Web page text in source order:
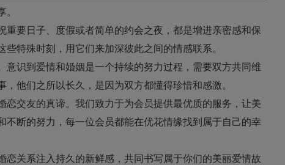
重要日子、度假或者简单的约会之夜，都是增进亲密感和保
特殊时刻，用它们来加深彼此之间的情感联系。
识到爱情和婚姻是一个持续的努力过程，需要双方共同维
他们之所以长久，是因为双方都懂得珍惜和感激。
恋交友的真谛。我们致力于为会员提供最优质的服务，让美
断的努力，每一位会员都能在优花情缘找到属于自己的幸
关系注入持久的新鲜感，共同书写属于你们的美丽爱情故